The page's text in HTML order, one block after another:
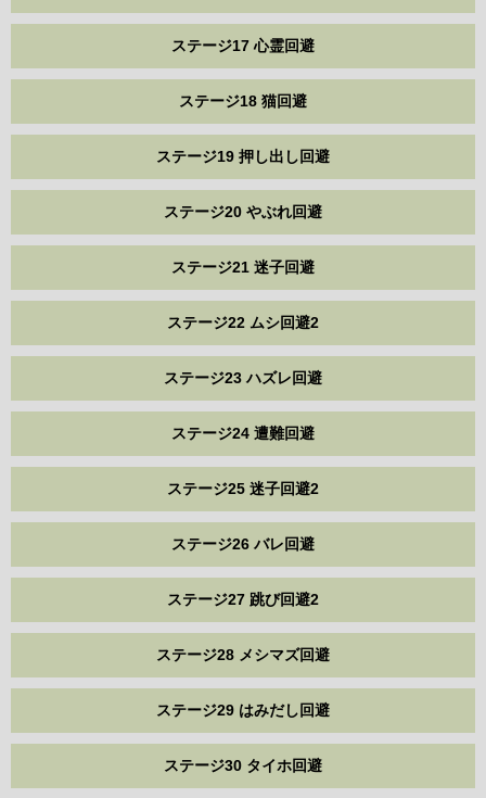
ステージ17 心霊回避
ステージ18 猫回避
ステージ19 押し出し回避
ステージ20 やぶれ回避
ステージ21 迷子回避
ステージ22 ムシ回避2
ステージ23 ハズレ回避
ステージ24 遭難回避
ステージ25 迷子回避2
ステージ26 バレ回避
ステージ27 跳び回避2
ステージ28 メシマズ回避
ステージ29 はみだし回避
ステージ30 タイホ回避